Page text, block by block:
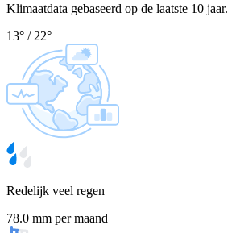
Klimaatdata gebaseerd op de laatste 10 jaar.
13° / 22°
Redelijk veel regen
78.0 mm per maand